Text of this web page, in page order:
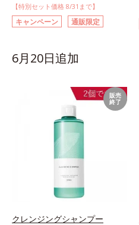
【特別セット価格 8/31まで】
キャンペーン 通販限定
6月20日追加
販売
終了
クレンジングシャンプー